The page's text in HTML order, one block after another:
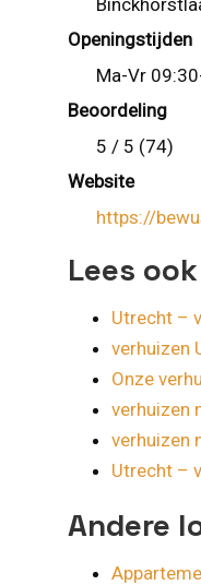
Openingstijden
Ma-Vr
Beoordeling
5 / 5 (74)
Website
https://
Lees ook
Utrecht –
verhuizen
Onze
verhuizen
verhuizen
Utrecht –
Andere